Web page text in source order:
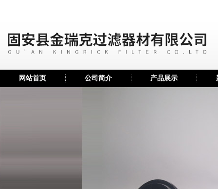
网站首页 公司简介 产品展示